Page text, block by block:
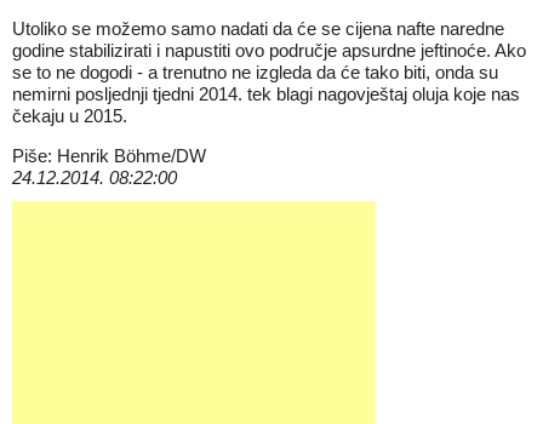
Utoliko se možemo samo nadati da će se cijena nafte naredne
godine stabilizirati i napustiti ovo područje apsurdne jeftinoće. Ako
se to ne dogodi - a trenutno ne izgleda da će tako biti, onda su
nemirni posljednji tjedni 2014. tek blagi nagovještaj oluja koje nas
čekaju u 2015.
Piše: Henrik Böhme/DW
24.12.2014. 08:22:00